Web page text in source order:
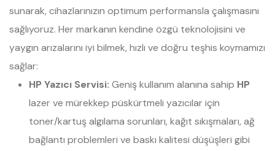
sunarak, cihazlarınızın optimum performansla çalışmasını
sağlıyoruz. Her markanın kendine özgü teknolojisini ve
yaygın arızalarını iyi bilmek, hızlı ve doğru teşhis koymamızı
sağlar:
HP Yazıcı Servisi: Geniş kullanım alanına sahip HP
lazer ve mürekkep püskürtmeli yazıcılar için
toner/kartuş algılama sorunları, kağıt sıkışmaları, ağ
bağlantı problemleri ve baskı kalitesi düşüşleri gibi